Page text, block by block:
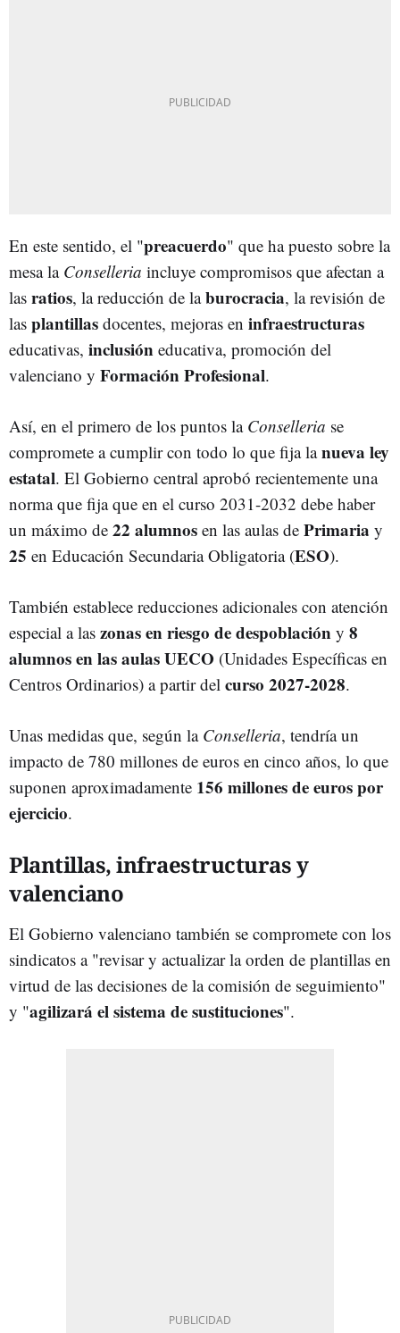
En este sentido, el "preacuerdo" que ha puesto sobre la
mesa la Conselleria incluye compromisos que afectan a
las ratios, la reducción de laburocracia, la revisión de
las plantillas docentes, mejoras en infraestructuras
educativas, inclusión educativa, promoción del
valenciano y Formación Profesional.
Así, en el primero de los puntos la Conselleria se
compromete a cumplir con todo lo que fija lanueva ley
estatal. El Gobierno central aprobó recientemente una
norma que fija que en el curso 2031-2032 debe haber
un máximo de 22 alumnos en las aulas de Primaria y
25 en Educación Secundaria Obligatoria (ESO).
También establece reducciones adicionales con atención
especial a las zonas en riesgo de despoblación y 8
alumnos en las aulas UECO (Unidades Específicas en
Centros Ordinarios) a partir del curso 2027-2028.
Unas medidas que, según la Conselleria, tendría un
impacto de 780 millones de euros en cinco años, lo que
suponen aproximadamente 156 millones de euros por
ejercicio.
Plantillas, infraestructuras y
valenciano
El Gobierno valenciano también se compromete con los
sindicatos a "revisar y actualizar la orden de plantillas en
virtud de las decisiones de la comisión de seguimiento"
y "agilizará el sistema de sustituciones".